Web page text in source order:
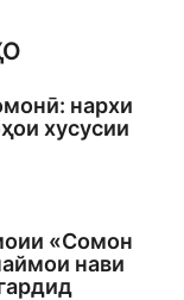
нархи
хусусии
«Сомон
нави